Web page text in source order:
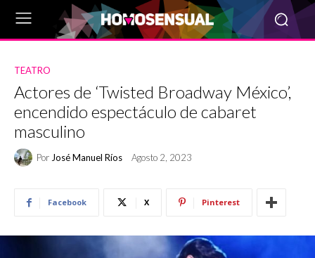
TEATRO
Actores de ‘Twisted Broadway México’,
encendido espectáculo de cabaret
masculino
Por José Manuel Ríos Agosto 2, 2023
Facebook X Pinterest